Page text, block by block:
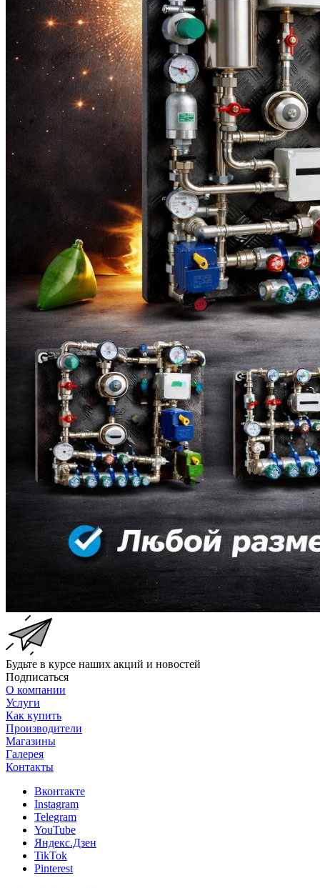
Будьте в курсе наших акций и новостей
Подписаться
О компании
Услуги
Как купить
Производители
Магазины
Галерея
Контакты
Вконтакте
Instagram
Telegram
YouTube
Яндекс.Дзен
TikTok
Pinterest